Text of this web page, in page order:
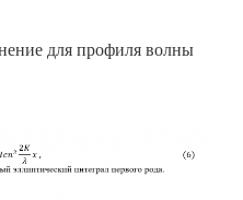
для профиля волны